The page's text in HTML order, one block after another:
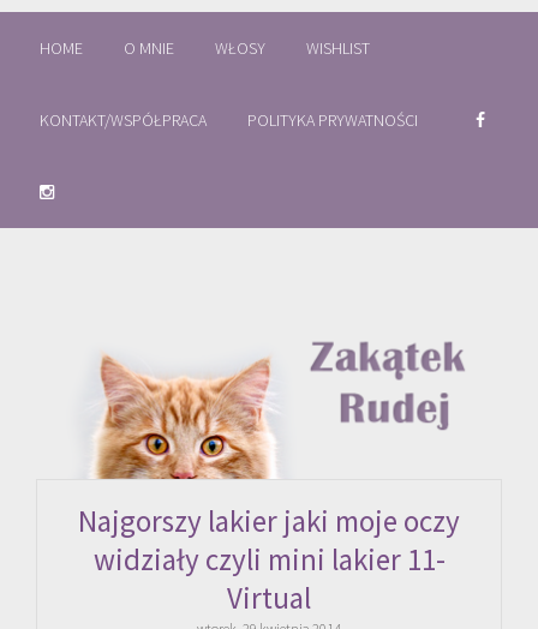
HOME O MNIE WŁOSY WISHLIST
KONTAKT/WSPÓŁPRACA POLITYKA PRYWATNOŚCI
Najgorszy lakier jaki moje oczy
widziały czyli mini lakier 11-
Virtual